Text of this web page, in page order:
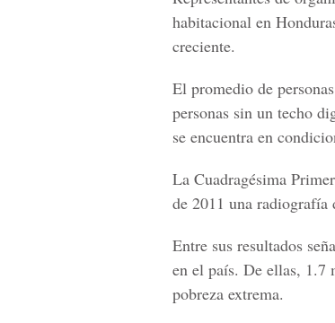
habitacional en
creciente.
El promedio de
personas sin un techo
se encuentra en
La Cuadragésima
de 2011 una radiografía
Entre sus resultados
en el país. De ellas, 1.7
pobreza extrema.